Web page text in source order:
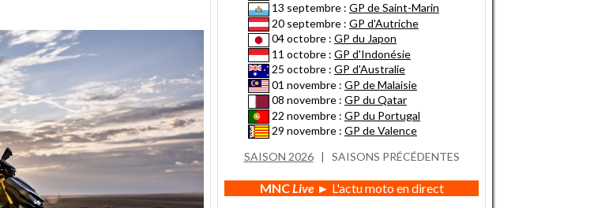
13 septembre : GP de Saint-Marin
20 septembre : GP d'Autriche
04 octobre : GP du Japon
11 octobre : GP d'Indonésie
25 octobre : GP d'Australie
01 novembre : GP de Malaisie
08 novembre : GP du Qatar
22 novembre : GP du Portugal
29 novembre : GP de Valence
SAISON 2026| SAISONS PRÉCÉDENTES
MNCLive► L'actu moto en direct